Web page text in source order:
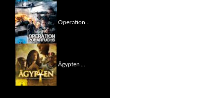
Operation...
Ägypten ...